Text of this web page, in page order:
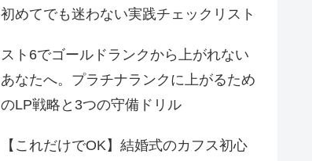
初めてでも迷わない実践チェックリスト
スト6でゴールドランクから上がれない
あなたへ。プラチナランクに上がるため
のLP戦略と3つの守備ドリル
【これだけでOK】結婚式のカフス初心